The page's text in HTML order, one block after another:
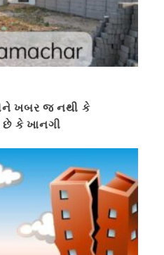
ખબર જ નથી કે
છે કે ખાનગી